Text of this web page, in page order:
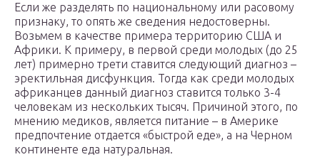
Если же разделять по национальному или расовому
признаку, то опять же сведения недостоверны.
Возьмем в качестве примера территорию США и
Африки. К примеру, в первой среди молодых (до 25
лет) примерно трети ставится следующий диагноз –
эректильная дисфункция. Тогда как среди молодых
африканцев данный диагноз ставится только 3-4
человекам из нескольких тысяч. Причиной этого, по
мнению медиков, является питание – в Америке
предпочтение отдается «быстрой еде», а на Черном
континенте еда натуральная.